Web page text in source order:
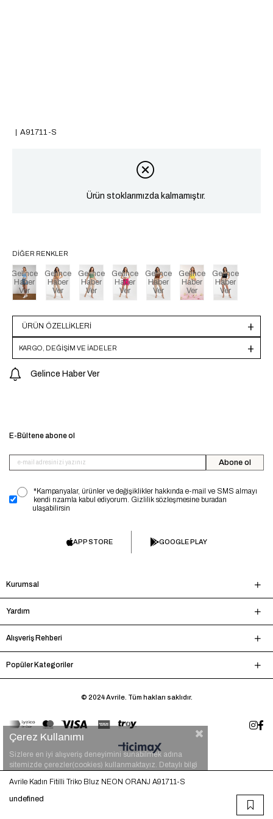
A91711-S
Ürün stoklarımızda kalmamıştır.
DIĞER RENKLER
Gelince
Haber
Ver
Gelince
Haber
Ver
Gelince
Haber
Ver
Gelince
Haber
Ver
Gelince
Haber
Ver
Gelince
Haber
Ver
Gelince
Haber
Ver
ÜRÜN ÖZELLIKLERI
KARGO, DEĞİŞİM VE İADELER
Gelince Haber Ver
Avrile Kadın Fitilli Triko Bluz NEON ORANJ A91711-S
undefined
E-Bültene abone ol
Abone ol
*Kampanyalar, ürünler ve değişiklikler hakkında e-mail ve SMS almayı
kendi rızamla kabul ediyorum. Gizlilik sözleşmesine buradan
ulaşabilirsin
APP STORE GOOGLE PLAY
Kurumsal
Yardım
Alışveriş Rehberi
Popüler Kategoriler
© 2024 Avrile. Tüm hakları saklıdır.
Çerez Kullanımı
Sizlere en iyi alışveriş deneyimini sunabilmek adına
sitemizde çerezler(cookies) kullanmaktayız. Detaylı bilgi